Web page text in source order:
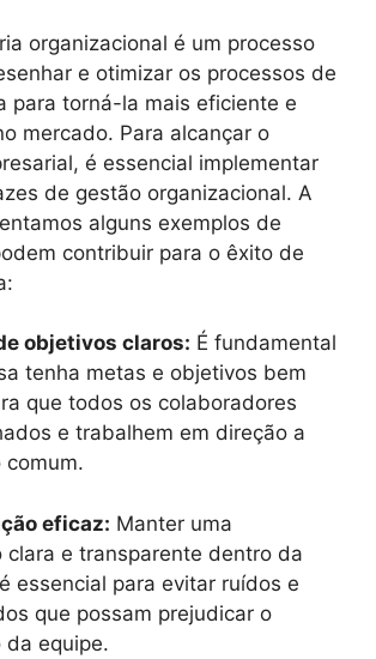
organizacional é um processo
e otimizar os processos de
para torná-la mais eficiente e
mercado. Para alcançar o
é essencial implementar
de gestão organizacional. A
alguns exemplos de
contribuir para o êxito de
objetivos claros: É fundamental
tenha metas e objetivos bem
que todos os colaboradores
e trabalhem em direção a
comum.
eficaz: Manter uma
clara e transparente dentro da
essencial para evitar ruídos e
que possam prejudicar o
da equipe.